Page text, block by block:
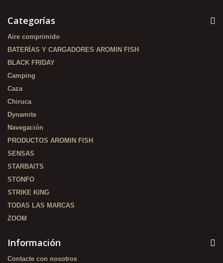
Categorías
Aire comprimido
BATERÍAS Y CARGADORES AROMIN FISH
BLACK FRIDAY
Camping
Caza
Chiruca
Dynamite
Navegación
PRODUCTOS AROMIN FISH
SENSAS
STARBAITS
STONFO
STRIKE KING
TODAS LAS MARCAS
ZOOM
Información
Contacte con nosotros